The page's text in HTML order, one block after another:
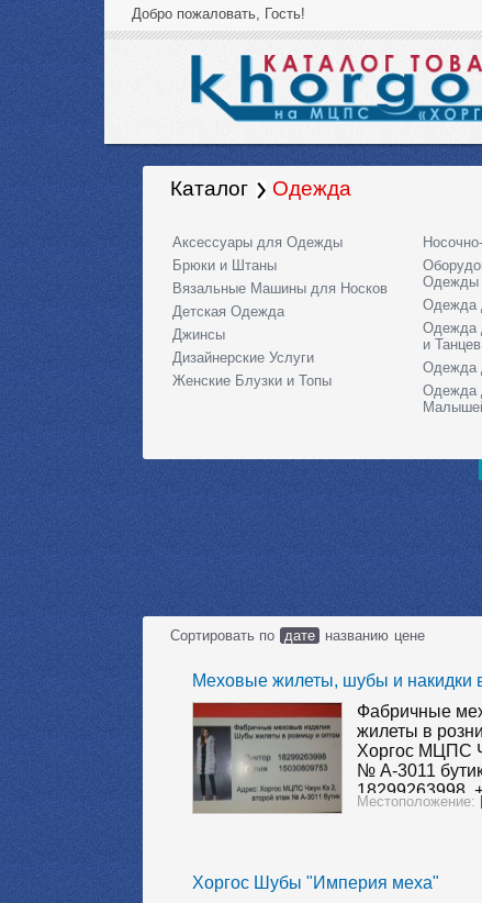
Добро пожаловать, Гость!
Каталог Одежда
Аксессуары для Одежды
Брюки и Штаны
Вязальные Машины для Носков
Детская Одежда
Джинсы
Дизайнерские Услуги
Женские Блузки и Топы
Одежды
Одежда
Одежда
и Танцев
Одежда
Одежда
Сортировать по дате названию цене
Меховые жилеты, шубы и накидки
Фабричные
жилеты в
Хоргос МЦПС
№ А-3011
18299263998,
WeChatID:
контакта…
Местоположение:
Хоргос Шубы "Империя меха"